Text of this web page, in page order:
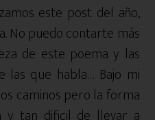
este post del año,
No puedo contarte más
de este poema y las
las que habla… Bajo mi
caminos pero la forma